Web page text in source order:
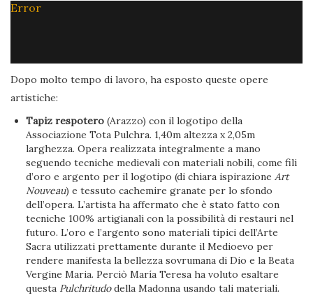
Error
Dopo molto tempo di lavoro, ha esposto queste opere
artistiche:
Tapiz respotero (Arazzo) con il logotipo della
Associazione Tota Pulchra. 1,40m altezza x 2,05m
larghezza. Opera realizzata integralmente a mano
seguendo tecniche medievali con materiali nobili, come fili
d’oro e argento per il logotipo (di chiara ispirazioneArt
Nouveau) e tessuto cachemire granate per lo sfondo
dell’opera. L’artista ha affermato che è stato fatto con
tecniche 100% artigianali con la possibilità di restauri nel
futuro. L’oro e l’argento sono materiali tipici dell’Arte
Sacra utilizzati prettamente durante il Medioevo per
rendere manifesta la bellezza sovrumana di Dio e la Beata
Vergine Maria. Perciò María Teresa ha voluto esaltare
questa Pulchritudodella Madonna usando tali materiali.